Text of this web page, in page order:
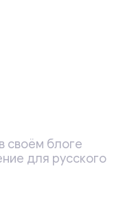
своём блоге
для русского